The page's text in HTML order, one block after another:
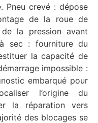
Pneu crevé : dépose
de la roue de
la pression avant
sec : fourniture du
la capacité de
impossible :
embarqué pour
l’origine du
la réparation vers
des blocages se